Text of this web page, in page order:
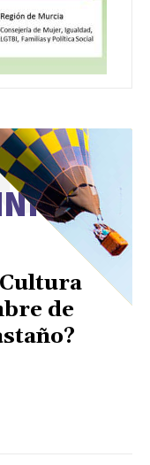
Cultura
de